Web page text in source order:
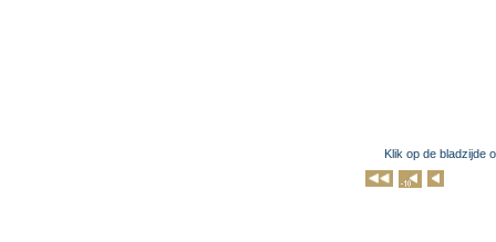
Klik op de bladzijde